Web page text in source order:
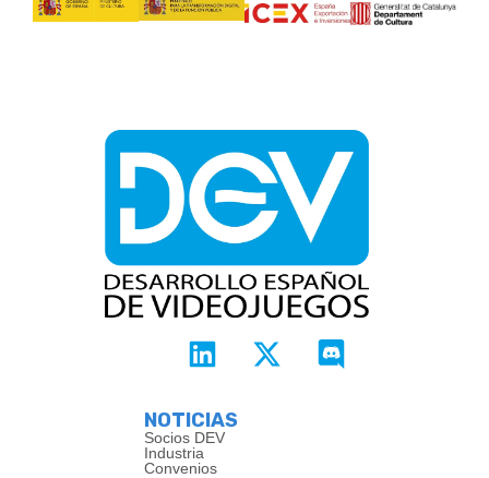
NOTICIAS
Socios DEV
Industria
Convenios